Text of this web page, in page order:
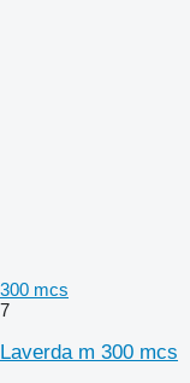
300 mcs
7
Laverda m 300 mcs